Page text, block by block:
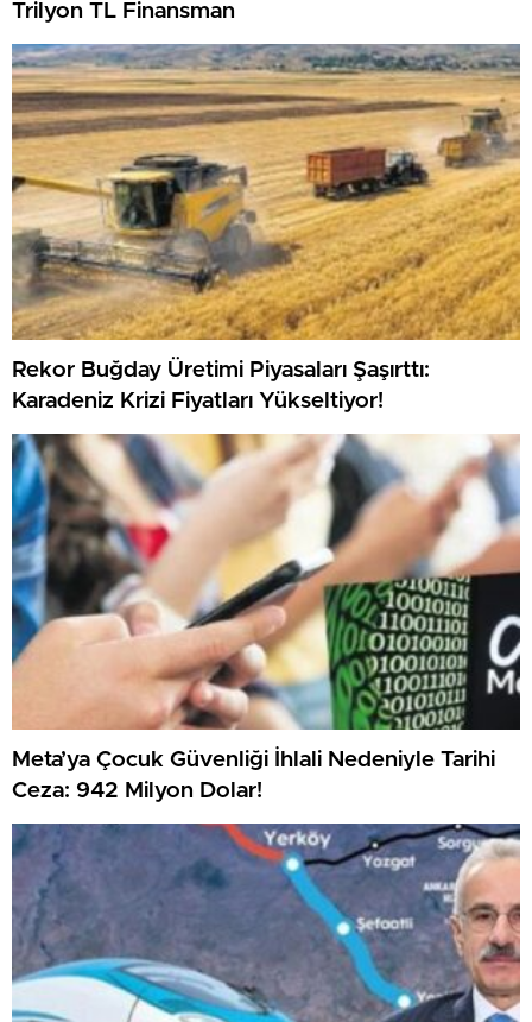
Trilyon TL Finansman
Rekor Buğday Üretimi Piyasaları Şaşırttı:
Karadeniz Krizi Fiyatları Yükseltiyor!
Meta’ya Çocuk Güvenliği İhlali Nedeniyle Tarihi
Ceza: 942 Milyon Dolar!